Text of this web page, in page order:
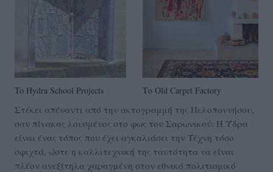
To Hydra School Projects Το Old Carpet Factory
Στέκει απέναντι από την ακτογραμμή της Πελοποννήσου,
σαν πίνακας λουσμένος στο φως του Σαρωνικού. Η Ύδρα
είναι ένας τόπος που έχει αγκαλιάσει την Τέχνη τόσο
σφιχτά, ώστε η καλλιτεχνική της ταυτότητα να είναι
πλέον ανεξίτηλα χαραγμένη στον εθνικό πολιτισμικό